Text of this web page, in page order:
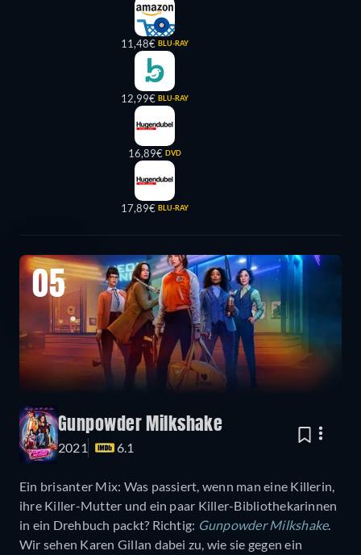
11,48€ BLU-RAY
12,99€ BLU-RAY
16,89€ DVD
17,89€ BLU-RAY
05
Gunpowder Milkshake
2021 6.1
Ein brisanter Mix: Was passiert, wenn man eine Killerin,
ihre Killer-Mutter und ein paar Killer-Bibliothekarinnen
in ein Drehbuch packt? Richtig: Gunpowder Milkshake.
Wir sehen Karen Gillan dabei zu, wie sie gegen ein